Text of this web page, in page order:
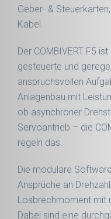
Geber- &
Kabel.
Der COMBIVERT F5
gesteuerte und
anspruchsvollen
Anlagenbau mit
ob asynchroner
Servoantrieb – die
regeln das.
Die modulare
Ansprüche an
Losbrechmoment mit
Dabei sind eine